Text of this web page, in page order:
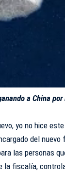
a China
yo no hice
del nuevo
las personas
la fiscalía,